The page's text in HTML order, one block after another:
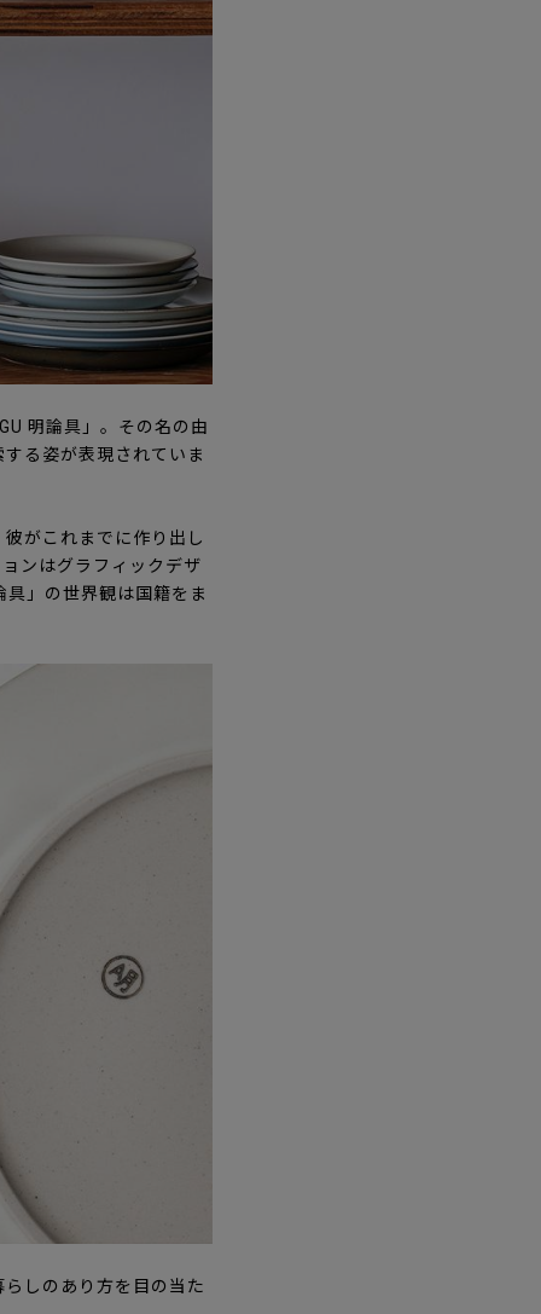
明論具」。その名の由
る姿が表現されていま
がこれまでに作り出し
ンはグラフィックデザ
」の世界観は国籍をま
しのあり方を目の当た